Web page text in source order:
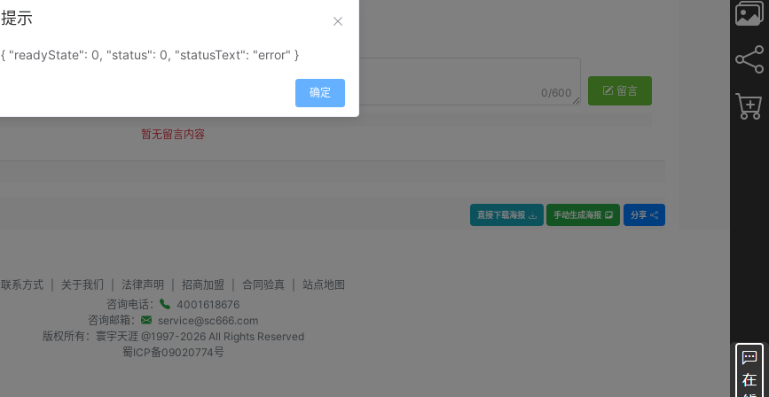
0/600 留言
暂无留言内容
直接下载海报 手动生成海报 分享
联系方式 关于我们 法律声明 招商加盟 合同验真
站点地图
咨询电话：
4001618676
咨询邮箱：
service@sc666.com
版权所有：寰宇天涯 @1997-2026All Rights Reserved
蜀ICP备09020774号
提示
{ "readyState": 0, "status": 0, "statusText": "error" }
确定